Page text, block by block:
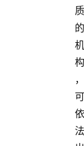
质
的
机
构
，
可
依
法